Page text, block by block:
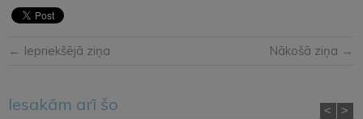
← Iepriekšējā ziņa Nākošā ziņa →
Iesakām arī šo < >